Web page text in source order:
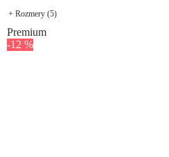
+ Rozmery (5)
Premium
-12 %